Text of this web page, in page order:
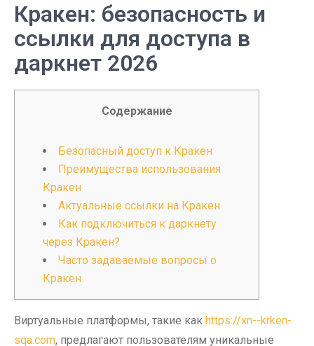
Кракен: безопасность и
ссылки для доступа в
даркнет 2026
Содержание
Безопасный доступ к Кракен
Преимущества использования
Кракен
Актуальные ссылки на Кракен
Как подключиться к даркнету
через Кракен?
Часто задаваемые вопросы о
Кракен
Виртуальные платформы, такие как https://xn--krken-
sqa.com, предлагают пользователям уникальные